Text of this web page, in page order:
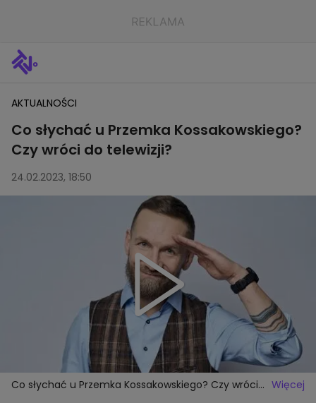
AKTUALNOŚCI
Co słychać u Przemka Kossakowskiego?
Czy wróci do telewizji?
24.02.2023, 18:50
Co słychać u Przemka Kossakowskiego? Czy wróci
Więcej